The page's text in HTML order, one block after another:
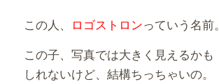
この人、 ロゴストロンっていう名前。
この子、写真では大きく見えるかも
しれないけど、結構ちっちゃいの。